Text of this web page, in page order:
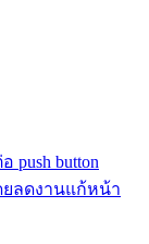
button
ยลดงานแก้หน้า